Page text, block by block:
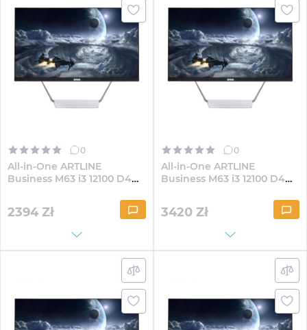
0
All-in-One ARTLINE
Business M63 i3 12100 D4
2394 Zł
0
All-in-One ARTLINE
Business M63 i3 12100 D4
3420 Zł